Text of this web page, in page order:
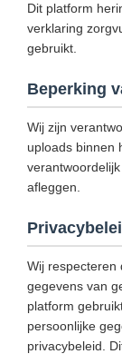
Dit platform
verklaring
gebruikt.
Beperking
Wij zijn
uploads binnen
afleggen.
Wij respecteren
gegevens van
platform
persoonlijke
privacybeleid.